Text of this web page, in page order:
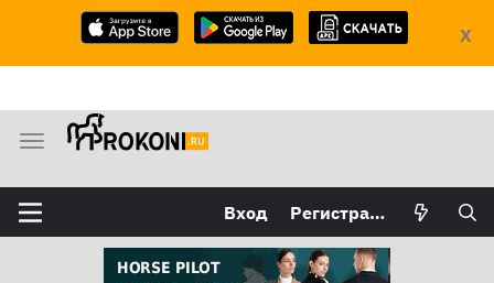
X
М
н
ю
Вход Регистрация